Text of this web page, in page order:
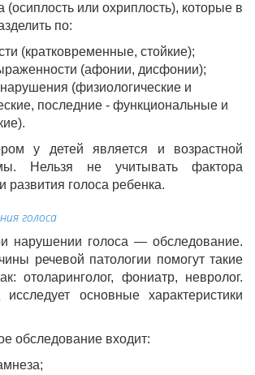
(осиплость или охриплость), которые в
по:
(кратковременные, стойкие);
(афонии, дисфонии);
(физиологические и
последние - функциональные и
у детей является и возрастной
Нельзя не учитывать фактора
голоса ребенка.
голоса
нарушении голоса — обследование.
речевой патологии помогут такие
отоларинголог, фониатр, невролог.
основные характеристики
обследование входит: